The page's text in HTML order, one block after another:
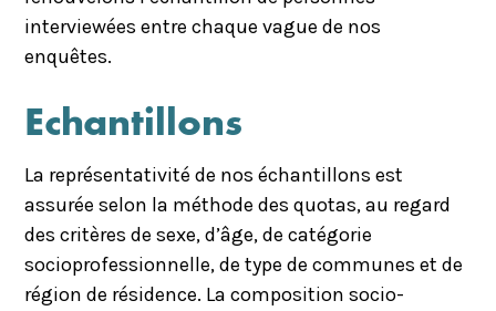
interviewées entre chaque vague de nos
enquêtes.
Echantillons
La représentativité de nos échantillons est
assurée selon la méthode des quotas, au regard
des critères de sexe, d’âge, de catégorie
socioprofessionnelle, de type de communes et de
région de résidence. La composition socio-